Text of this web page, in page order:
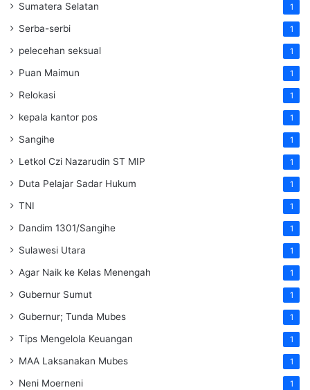
Sumatera Selatan 1
Serba-serbi 1
pelecehan seksual 1
Puan Maimun 1
Relokasi 1
kepala kantor pos 1
Sangihe 1
Letkol Czi Nazarudin ST MIP 1
Duta Pelajar Sadar Hukum 1
TNI 1
Dandim 1301/Sangihe 1
Sulawesi Utara 1
Agar Naik ke Kelas Menengah 1
Gubernur Sumut 1
Gubernur; Tunda Mubes 1
Tips Mengelola Keuangan 1
MAA Laksanakan Mubes 1
Neni Moerneni 1